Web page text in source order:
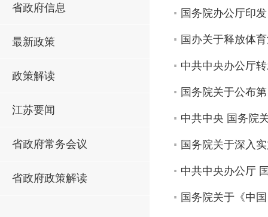
省政府信息
最新政策
政策解读
江苏要闻
省政府常务会议
省政府政策解读
国务院办公厅印
国办关于释放体
中共中央办公厅
国务院关于公布
中共中央 国务院
国务院关于深入
中共中央办公厅
国务院关于《中